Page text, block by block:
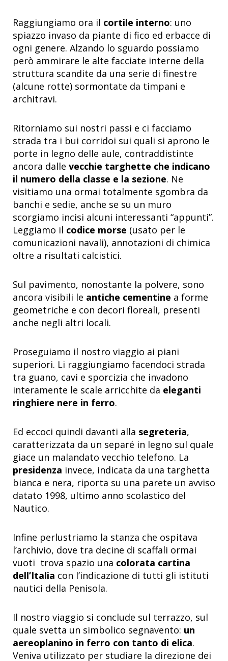
Raggiungiamo ora il cortile interno: uno
spiazzo invaso da piante di fico ed erbacce di
ogni genere. Alzando lo sguardo possiamo
però ammirare le alte facciate interne della
struttura scandite da una serie di finestre
(alcune rotte) sormontate da timpani e
architravi.
Ritorniamo sui nostri passi e ci facciamo
strada tra i bui corridoi sui quali si aprono le
porte in legno delle aule, contraddistinte
ancora dalle vecchie targhette che indicano
il numero della classe e la sezione. Ne
visitiamo una ormai totalmente sgombra da
banchi e sedie, anche se su un muro
scorgiamo incisi alcuni interessanti “appunti”.
Leggiamo il codice morse (usato per le
comunicazioni navali), annotazioni di chimica
oltre a risultati calcistici.
Sul pavimento, nonostante la polvere, sono
ancora visibili le antiche cementine a forme
geometriche e con decori floreali, presenti
anche negli altri locali.
Proseguiamo il nostro viaggio ai piani
superiori. Li raggiungiamo facendoci strada
tra guano, cavi e sporcizia che invadono
interamente le scale arricchite da eleganti
ringhiere nere in ferro.
Ed eccoci quindi davanti alla segreteria,
caratterizzata da un separé in legno sul quale
giace un malandato vecchio telefono. La
presidenza invece, indicata da una targhetta
bianca e nera, riporta su una parete un avviso
datato 1998, ultimo anno scolastico del
Nautico.
Infine perlustriamo la stanza che ospitava
l’archivio, dove tra decine di scaffali ormai
vuoti trova spazio una colorata cartina
dell’Italia con l’indicazione di tutti gli istituti
nautici della Penisola.
Il nostro viaggio si conclude sul terrazzo, sul
quale svetta un simbolico segnavento: un
aereoplanino in ferro con tanto di elica.
Veniva utilizzato per studiare la direzione dei